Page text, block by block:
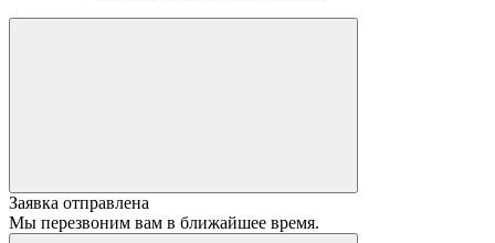
Заявка отправлена
Мы перезвоним вам в ближайшее время.